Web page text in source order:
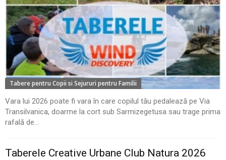
Tabere pentru Copii si Sejururi pentru Familii
Vara lui 2026 poate fi vara în care copilul tău pedalează pe Via
Transilvanica, doarme la cort sub Sarmizegetusa sau trage prima
rafală de...
Taberele Creative Urbane Club Natura 2026